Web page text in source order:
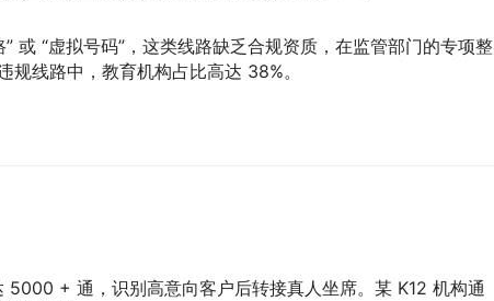
或 “虚拟号码”，这类线路缺乏合规资质，在监管部门的专项整
线路中，教育机构占比高达 38%。
+ 通，识别高意向客户后转接真人坐席。某 K12 机构通